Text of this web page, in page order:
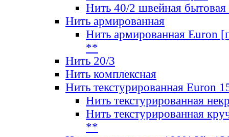
Нить 40/2 швейная бытовая
Нить армированная
Нить армированная Euron
**
Нить 20/3
Нить комплексная
Нить текстурированная Euron
Нить текстурированная
Нить текстурированная
**